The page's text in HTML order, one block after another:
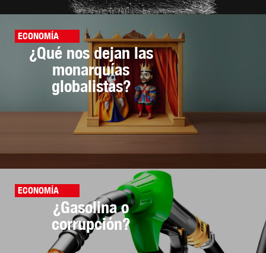
ECONOMÍA
¿Qué nos dejan las
monarquías
globalistas?
ECONOMÍA
¿Gasolina o
corrupción?